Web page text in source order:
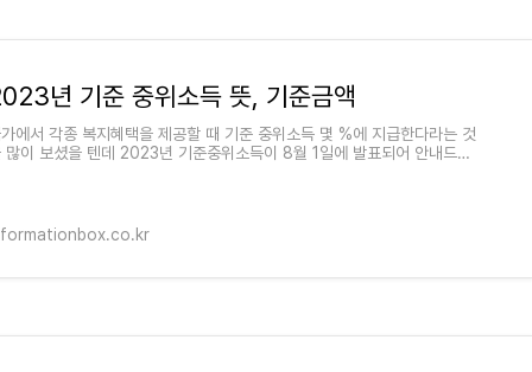
년 기준 중위소득 뜻, 기준금액
에서 각종 복지혜택을 제공할 때 기준 중위소득 몇 %에 지급한다라는 것
많이 보셨을 텐데 2023년 기준중위소득이 8월 1일에 발표되어 안내드리